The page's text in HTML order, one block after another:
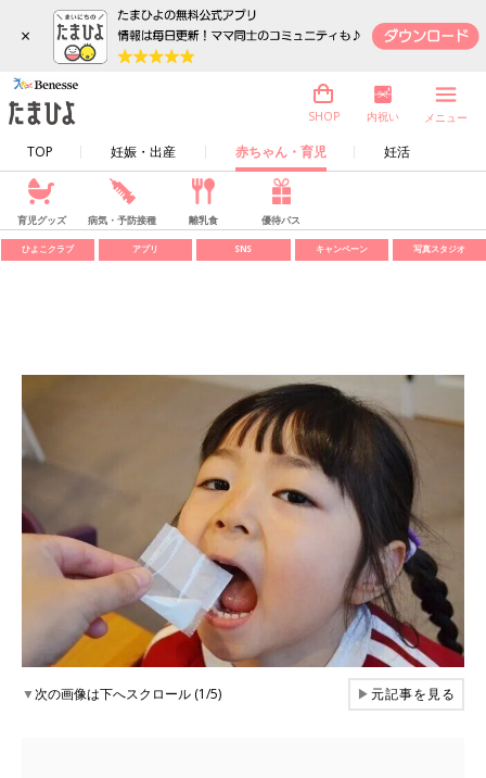
×
TOP 妊娠・出産 赤ちゃん・育児 妊活
SHOP 内祝い メニュー
育児グッズ 病気・予防接種 離乳食 優待パス
ひよこクラブ アプリ SNS キャンペーン 写真スタジオ
▼次の画像は下へスクロール (1/5) ▶元記事を見る